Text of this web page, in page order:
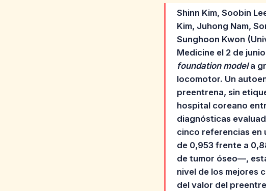
Shinn Kim, Soobin
Kim, Juhong Nam,
Sunghoon Kwon
Medicine el 2 de
foundation modela
locomotor. Un
preentrena, sin
hospital coreano
diagnósticas
cinco referencias en
de 0,953 frente a
de tumor óseo—,
nivel de los mejores
del valor del